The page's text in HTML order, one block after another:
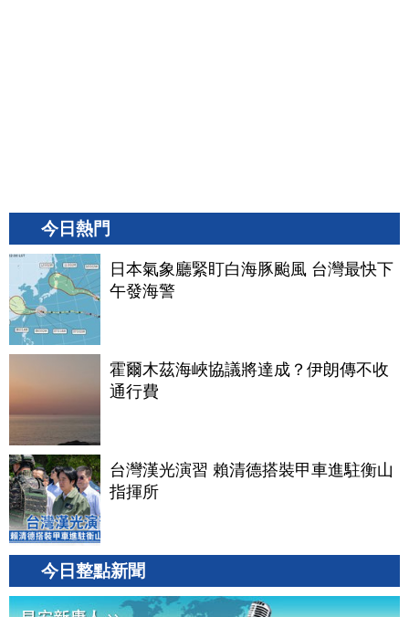
今日熱門
日本氣象廳緊盯白海豚颱風 台灣最快下
午發海警
霍爾木茲海峽協議將達成？伊朗傳不收
通行費
台灣漢光演習 賴清德搭裝甲車進駐衡山
指揮所
今日整點新聞